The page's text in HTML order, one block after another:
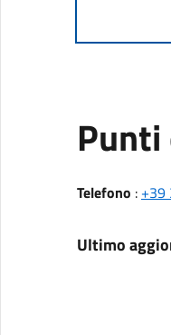
Telefono : +39
Ultimo